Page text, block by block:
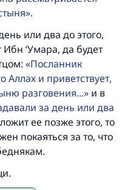
.
или два до этого,
Ибн ‘Умара, да будет
Посланник
Аллах и приветствует,
разговения...
и в
за день или два
ее позже этого, то
покаяться за то, что
сохранить
ответы Умме
мир ему и
сказал:
(полагается) такая
его»
№ 1893).
сейчас!